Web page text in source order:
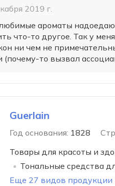
2019 г.
ароматы
что-то другое. Так у
ни чем не
(почему-то вызвал
Guerlain
Год основания: 1828
Товары для красоты и
Тональные средства
Еще 27 видов продукции